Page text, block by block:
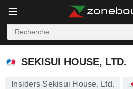
SEKISUI HOUSE, LTD.
SEKISUI HOUSE, LTD.
Insiders Sekisui House, Ltd.